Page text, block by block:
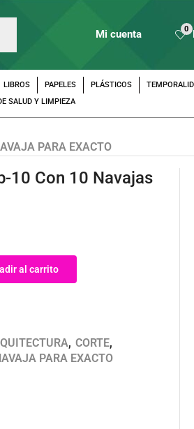
Mi cuenta 0
LIBROS PAPELES PLÁSTICOS
SALUD Y LIMPIEZA
PARA EXACTO
10 Con 10 Navajas
al carrito
, CORTE,
PARA EXACTO